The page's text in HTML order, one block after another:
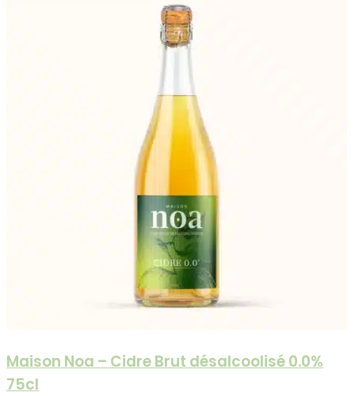
Maison Noa – Cidre Brut désalcoolisé 0.0%
75cl